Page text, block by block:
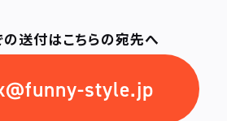
の送付はこちらの宛先へ
style.jp